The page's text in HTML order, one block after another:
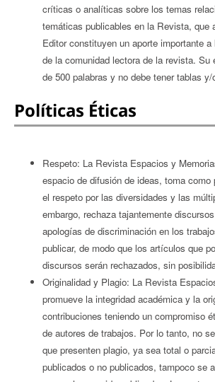
críticas o analíticas sobre los temas
temáticas publicables en la Revista, que
Editor constituyen un aporte importante
de la comunidad lectora de la revista. Su
de 500 palabras y no debe tener tablas y/
Políticas Éticas
Respeto: La Revista Espacios y
espacio de difusión de ideas, toma
el respeto por las diversidades y las
embargo, rechaza tajantemente
apologías de discriminación en los
publicar, de modo que los artículos que
discursos serán rechazados, sin
Originalidad y Plagio: La Revista
promueve la integridad académica y la
contribuciones teniendo un compromiso
de autores de trabajos. Por lo tanto, no
que presenten plagio, ya sea total o
publicados o no publicados, tampoco se